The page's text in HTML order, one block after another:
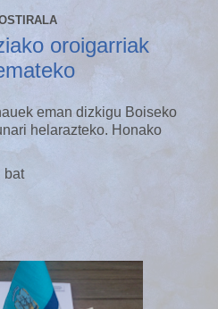
oroigarriak
eman dizkigu Boiseko
helarazteko. Honako
bat